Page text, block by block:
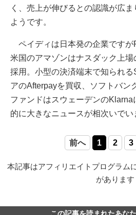
く、売上が伸びるとの認識が広
ようです。
ペイディは日本発の企業ですが
米国のアマゾンはナスダック上
採用。小型の決済端末で知られる
アのAfterpayを買収、ソフトバン
ファンドはスウェーデンのKlarna
的に大きなニュースが相次いでい
前へ 1 2 3
本記事はアフィリエイトプログラム
があります